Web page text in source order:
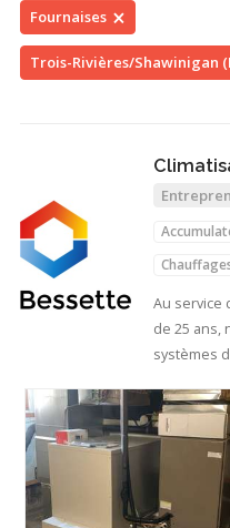
Fournaises
Trois-Rivières/Shawinigan
Au service
de 25 ans,
systèmes